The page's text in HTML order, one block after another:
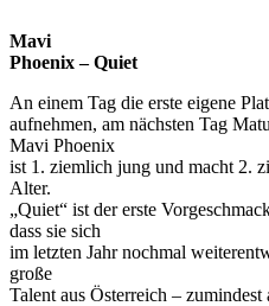
Mavi
Phoenix – Quiet
An einem Tag die erste eigene
aufnehmen, am nächsten Tag
Mavi Phoenix
ist 1. ziemlich jung und macht 2.
Alter.
„Quiet“ ist der erste
dass sie sich
im letzten Jahr nochmal
große
Talent aus Österreich –